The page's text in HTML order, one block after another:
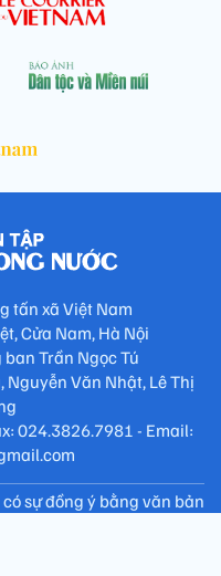
tấn xã Việt Nam
Cửa Nam, Hà Nội
Trần Ngọc Tú
Nguyễn Văn Nhật, Lê Thị
024.3826.7981 - Email:
sự đồng ý bằng văn bản